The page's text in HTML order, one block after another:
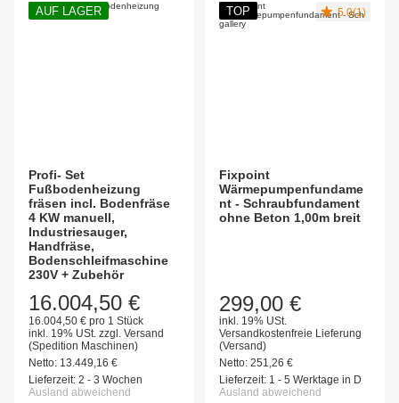
AUF LAGER
Profi- Set
Fußbodenheizung
fräsen incl. Bodenfräse
4 KW manuell,
Industriesauger,
Handfräse,
Bodenschleifmaschine
230V + Zubehör
16.004,50 €
16.004,50 € pro 1 Stück
inkl. 19% USt. zzgl. Versand
(Spedition Maschinen)
Netto: 13.449,16 €
Lieferzeit: 2 - 3 Wochen
Ausland abweichend
TOP 5.0(1)
Fixpoint
Wärmepumpenfundame
nt - Schraubfundament
ohne Beton 1,00m breit
299,00 €
inkl. 19% USt.
Versandkostenfreie Lieferung
(Versand)
Netto: 251,26 €
Lieferzeit: 1 - 5 Werktage in D
Ausland abweichend